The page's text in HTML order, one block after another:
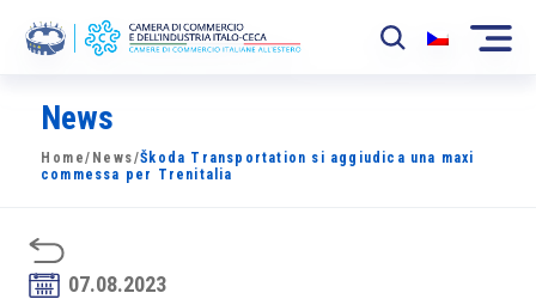
La Camera
News
Sviluppo Mercato
News
Home/ News/Škoda Transportation si aggiudica una maxi
commessa per Trenitalia
07.08.2023